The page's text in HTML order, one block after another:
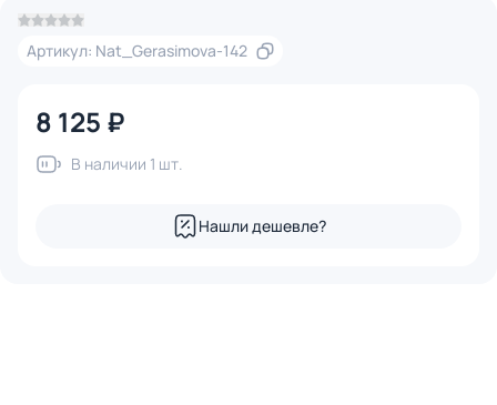
Артикул: Nat_Gerasimova-142
8 125 ₽
В наличии 1 шт.
Нашли дешевле?